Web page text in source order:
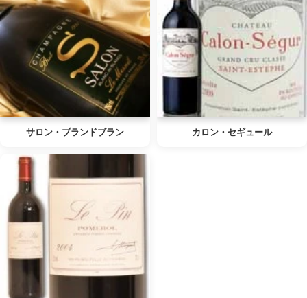
サロン・ブランドブラン カロン・セギュール